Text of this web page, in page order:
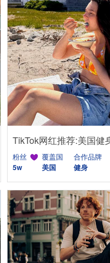
粉丝
5w
覆盖国
美国
合作品牌
健身